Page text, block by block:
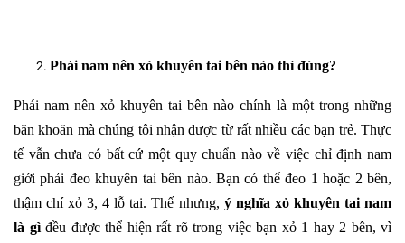
Phái nam nên xỏ khuyên tai bên nào thì đúng?
Phái nam nên xỏ khuyên tai bên nào chính là một trong những
băn khoăn mà chúng tôi nhận được từ rất nhiều các bạn trẻ. Thực
tế vẫn chưa có bất cứ một quy chuẩn nào về việc chỉ định nam
giới phải đeo khuyên tai bên nào. Bạn có thể đeo 1 hoặc 2 bên,
thậm chí xỏ 3, 4 lỗ tai. Thế nhưng, ý nghĩa xỏ khuyên tai nam
là gì đều được thể hiện rất rõ trong việc bạn xỏ 1 hay 2 bên, vì